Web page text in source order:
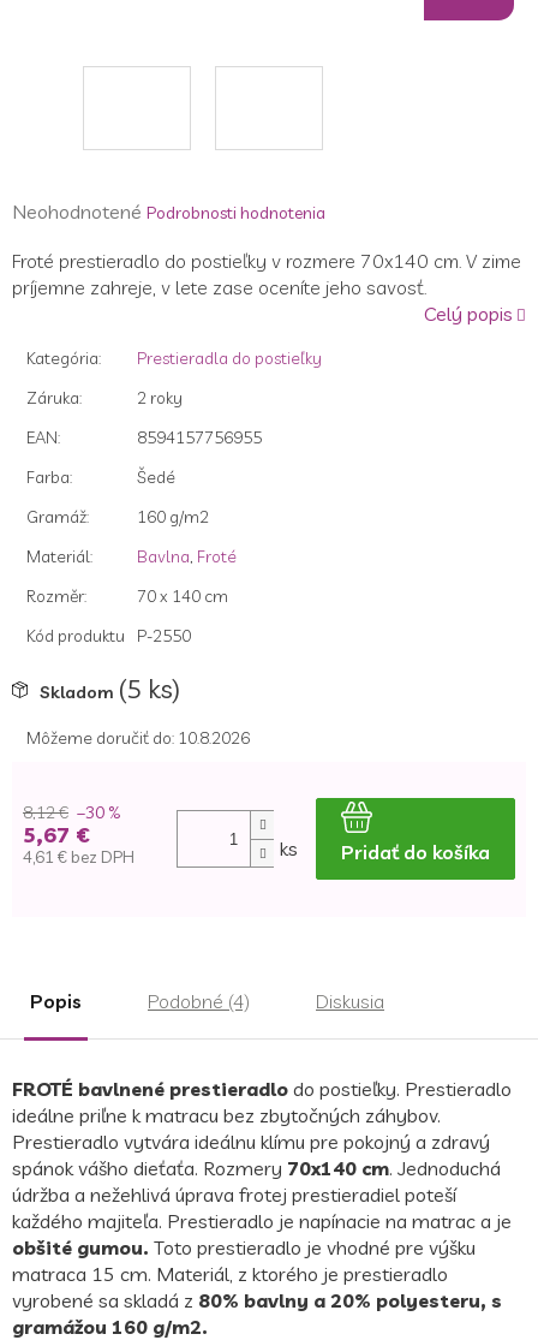
Priemerné
produktu
je
hviezdičiek.
Neohodnotené Podrobnosti hodnotenia
Froté prestieradlo do postieľky v rozmere 70x140 cm. V zime
príjemne zahreje, v lete zase oceníte jeho savosť.
Celý popis
Kategória:
Prestieradla do postieľky
Záruka:
2 roky
EAN:
8594157756955
Farba:
Šedé
Gramáž:
160 g/m2
Materiál: Bavlna, Froté
Rozměr:
70 x 140 cm
Kód produktu
P-2550
Skladom (5 ks)
Môžeme doručiť do: 10.8.2026
8,12 € –30 %
5,67 €
4,61 € bez DPH ks Pridať do košíka
Popis Podobné (4) Diskusia
FROTÉ bavlnené prestieradlo do postieľky. Prestieradlo
ideálne priľne k matracu bez zbytočných záhybov.
Prestieradlo vytvára ideálnu klímu pre pokojný a zdravý
spánok vášho dieťaťa. Rozmery 70x140 cm. Jednoduchá
údržba a nežehlivá úprava frotej prestieradiel poteší
každého majiteľa. Prestieradlo je napínacie na matrac a je
obšité gumou. Toto prestieradlo je vhodné pre výšku
matraca 15 cm. Materiál, z ktorého je prestieradlo
vyrobené sa skladá z 80% bavlny a 20% polyesteru, s
gramážou 160 g/m2.